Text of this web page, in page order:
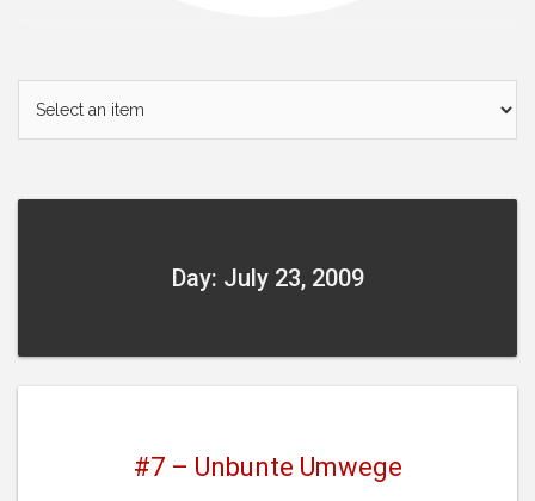
Day: July 23, 2009
#7 – Unbunte Umwege